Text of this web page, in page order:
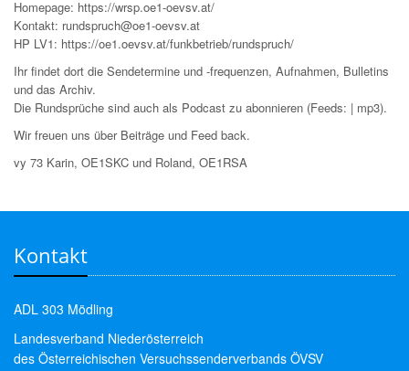
Homepage: https://wrsp.oe1-oevsv.at/
Kontakt: rundspruch@oe1-oevsv.at
HP LV1: https://oe1.oevsv.at/funkbetrieb/rundspruch/
Ihr findet dort die Sendetermine und -frequenzen, Aufnahmen, Bulletins
und das Archiv.
Die Rundsprüche sind auch als Podcast zu abonnieren (Feeds: | mp3).
Wir freuen uns über Beiträge und Feed back.
vy 73 Karin, OE1SKC und Roland, OE1RSA
Kontakt
ADL 303 Mödling
Landesverband Niederösterreich
des Österreichischen Versuchssenderverbands ÖVSV